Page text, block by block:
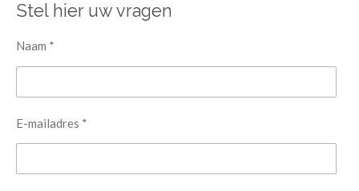
Stel hier uw vragen
Naam *
E-mailadres *